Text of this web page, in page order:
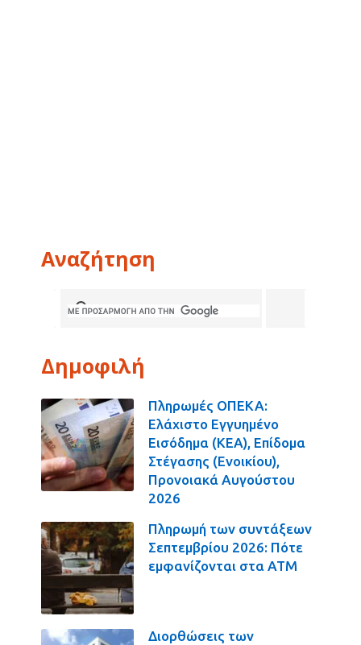
Αναζήτηση
Δημοφιλή
Πληρωμές ΟΠΕΚΑ:
Ελάχιστο Εγγυημένο
Εισόδημα (ΚΕΑ), Επίδομα
Στέγασης (Ενοικίου),
Προνοιακά Αυγούστου
2026
Πληρωμή των συντάξεων
Σεπτεμβρίου 2026: Πότε
εμφανίζονται στα ΑΤΜ
Διορθώσεις των